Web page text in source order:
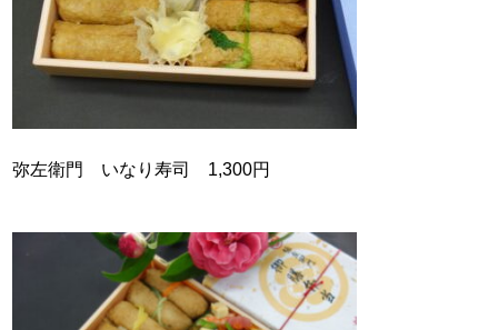
弥左衛門 いなり寿司 1,300円